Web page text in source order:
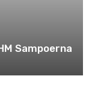
Sampoerna